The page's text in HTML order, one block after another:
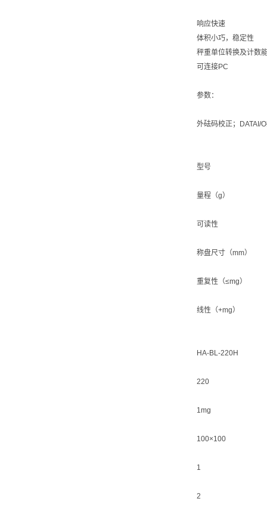
响应快速
体积小巧，稳定性
秤重单位转换及计数
可连接PC
参数：
外砝码校正；DATAI/
型号
量程（g）
可读性
称盘尺寸（mm）
重复性（≤mg）
线性（+mg）
HA-BL-220H
220
1mg
100×100
1
2